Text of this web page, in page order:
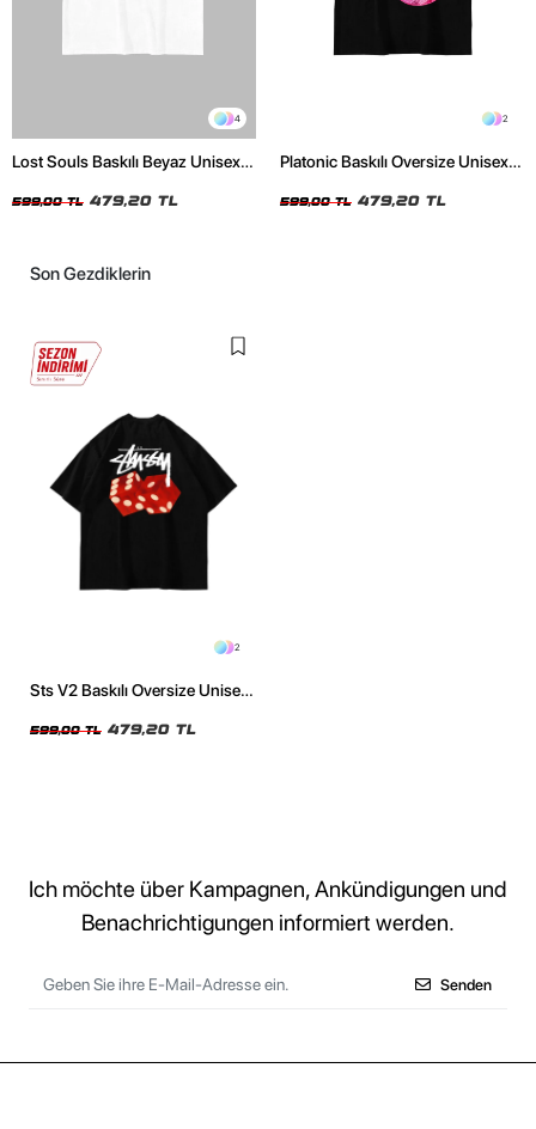
4
Lost Souls Baskılı Beyaz Unisex
599,00 TL 479,20 TL
2
Platonic Baskılı Oversize Unisex
599,00 TL 479,20 TL
Son Gezdiklerin
2
Sts V2 Baskılı Oversize Unisex
599,00 TL 479,20 TL
Ich möchte über Kampagnen, Ankündigungen und
Benachrichtigungen informiert werden.
Senden